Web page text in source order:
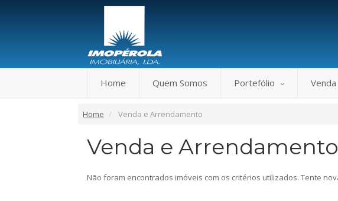
Home Quem Somos Portefólio
Home Venda e Arrendamento
Venda e Arrendamento
Não foram encontrados imóveis com os critérios utilizados. Tente